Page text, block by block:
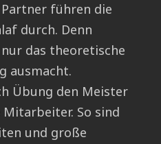
führen die
durch. Denn
das theoretische
ausmacht.
Übung den Meister
So sind
und große